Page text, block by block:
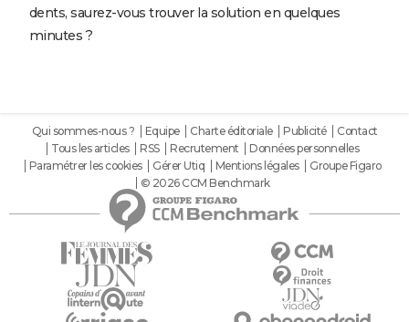
dents, saurez-vous trouver la solution en quelques
minutes ?
Qui sommes-nous ? Equipe Charte éditoriale Publicité
Contact
Tous les articles
RSS Recrutement
Données personnelles
Paramétrer les cookies
Gérer Utiq Mentions légales
Groupe Figaro
© 2026 CCM Benchmark